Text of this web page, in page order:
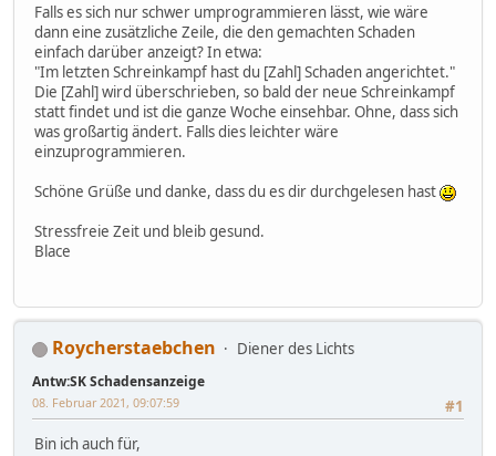
Falls es sich nur schwer umprogrammieren lässt, wie wäre
dann eine zusätzliche Zeile, die den gemachten Schaden
einfach darüber anzeigt? In etwa:
"Im letzten Schreinkampf hast du [Zahl] Schaden angerichtet."
Die [Zahl] wird überschrieben, so bald der neue Schreinkampf
statt findet und ist die ganze Woche einsehbar. Ohne, dass sich
was großartig ändert. Falls dies leichter wäre
einzuprogrammieren.
Schöne Grüße und danke, dass du es dir durchgelesen hast
Stressfreie Zeit und bleib gesund.
Blace
Roycherstaebchen Diener des Lichts
Antw:SK Schadensanzeige
#1
08. Februar 2021, 09:07:59
Bin ich auch für,